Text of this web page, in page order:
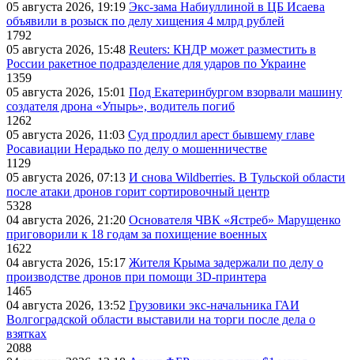
05 августа 2026, 19:19 Экс-зама Набиуллиной в ЦБ Исаева
объявили в розыск по делу хищения 4 млрд рублей
1792
05 августа 2026, 15:48 Reuters: КНДР может разместить в
России ракетное подразделение для ударов по Украине
1359
05 августа 2026, 15:01 Под Екатеринбургом взорвали машину
создателя дрона «Упырь», водитель погиб
1262
05 августа 2026, 11:03 Суд продлил арест бывшему главе
Росавиации Нерадько по делу о мошенничестве
1129
05 августа 2026, 07:13 И снова Wildberries. В Тульской области
после атаки дронов горит сортировочный центр
5328
04 августа 2026, 21:20 Основателя ЧВК «Ястреб» Марущенко
приговорили к 18 годам за похищение военных
1622
04 августа 2026, 15:17 Жителя Крыма задержали по делу о
производстве дронов при помощи 3D‑принтера
1465
04 августа 2026, 13:52 Грузовики экс-начальника ГАИ
Волгоградской области выставили на торги после дела о
взятках
2088